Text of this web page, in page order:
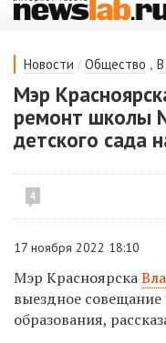
Новости / Общество ,
Мэр
ремонт школы
детского сада
4
17 ноября 2022 18:10
Мэр Красноярска
выездное
образования,